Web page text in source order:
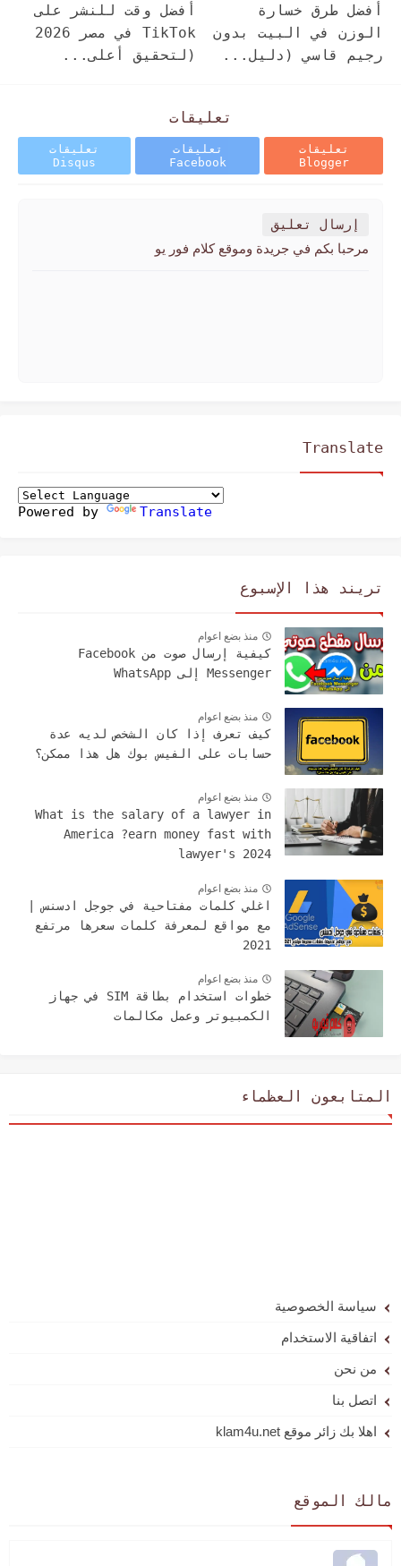
أفضل طرق خسارة
الوزن في البيت بدون
رجيم قاسي (دليل...
أفضل وقت للنشر على
TikTok في مصر 2026
(لتحقيق أعلى...
تعليقات
تعليقات
Blogger
تعليقات
Facebook
تعليقات
Disqus
إرسال تعليق
مرحبا بكم في جريدة وموقع كلام فور يو
Translate
Powered by Translate
تريند هذا الإسبوع
منذ بضع اعوام
كيفية إرسال صوت من Facebook
Messenger إلى WhatsApp
منذ بضع اعوام
كيف تعرف إذا كان الشخص لديه عدة
حسابات على الفيس بوك هل هذا ممكن؟
منذ بضع اعوام
What is the salary of a lawyer in
America ?earn money fast with
lawyer's 2024
منذ بضع اعوام
اغلي كلمات مفتاحية في جوجل ادسنس |
مع مواقع لمعرفة كلمات سعرها مرتفع
2021
منذ بضع اعوام
خطوات استخدام بطاقة SIM في جهاز
الكمبيوتر وعمل مكالمات
المتابعون العظماء
سياسة الخصوصية
اتفاقية الاستخدام
من نحن
اتصل بنا
اهلا بك زائر موقع klam4u.net
مالك الموقع